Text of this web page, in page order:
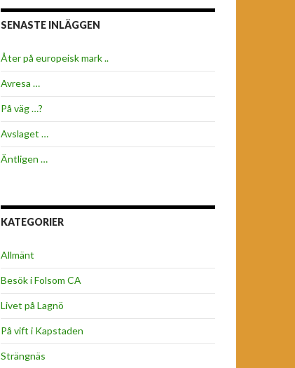
SENASTE INLÄGGEN
Åter på europeisk mark ..
Avresa …
På väg …?
Avslaget …
Äntligen …
KATEGORIER
Allmänt
Besök i Folsom CA
Livet på Lagnö
På vift i Kapstaden
Strängnäs